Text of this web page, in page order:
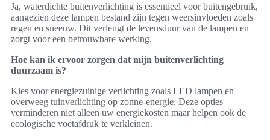
Ja, waterdichte buitenverlichting is essentieel voor buitengebruik,
aangezien deze lampen bestand zijn tegen weersinvloeden zoals
regen en sneeuw. Dit verlengt de levensduur van de lampen en
zorgt voor een betrouwbare werking.
Hoe kan ik ervoor zorgen dat mijn buitenverlichting
duurzaam is?
Kies voor energiezuinige verlichting zoals LED lampen en
overweeg tuinverlichting op zonne-energie. Deze opties
verminderen niet alleen uw energiekosten maar helpen ook de
ecologische voetafdruk te verkleinen.